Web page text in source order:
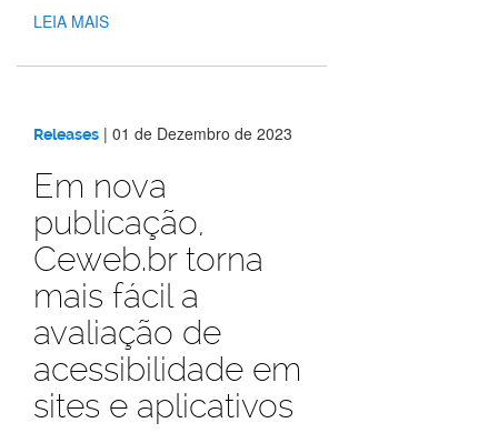
LEIA MAIS
Releases | 01 de Dezembro de 2023
Em nova
publicação,
Ceweb.br torna
mais fácil a
avaliação de
acessibilidade em
sites e aplicativos